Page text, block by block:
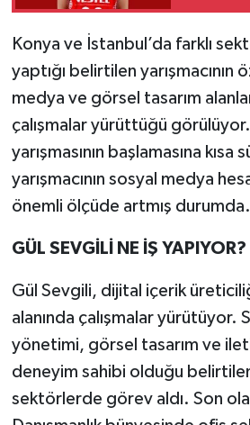
Konya ve İstanbul’da farklı
yaptığı belirtilen yarışmacının
medya ve görsel tasarım
çalışmalar yürüttüğü
yarışmasının başlamasına kısa
yarışmacının sosyal medya
önemli ölçüde artmış durumda.
GÜL SEVGİLİ NE İŞ YAPIYOR?
Gül Sevgili, dijital içerik
alanında çalışmalar yürütüyor.
yönetimi, görsel tasarım ve
deneyim sahibi olduğu belirtilen
sektörlerde görev aldı. Son